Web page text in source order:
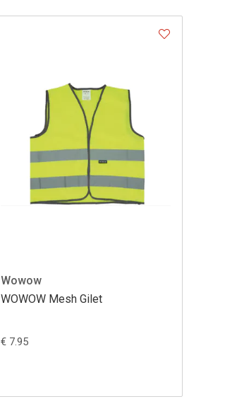
Wowow
WOWOW Mesh Gilet
€ 7.95